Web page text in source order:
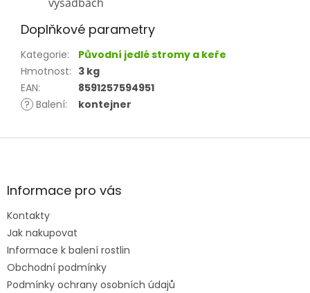
Doplňkové parametry
Kategorie:
Původní jedlé stromy a keře
Hmotnost: 3 kg
EAN:
8591257594951
? Balení: kontejner
Z
aInformace pro vás
Kontakty
Jak nakupovat
Informace k balení rostlin
Obchodní podmínky
Podmínky ochrany osobních údajů